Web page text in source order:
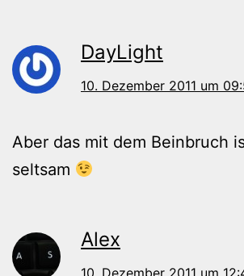
DayLight
10. Dezember 2011 um
Aber das mit dem Beinbruch
seltsam
Alex
10. Dezember 2011 um